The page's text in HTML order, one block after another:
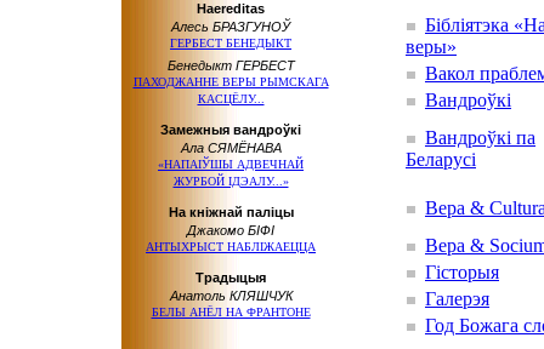
Haereditas
Алесь БРАЗГУНОЎ
ГЕРБЕСТ БЕНЕДЫКТ
Бенедыкт ГЕРБЕСТ
ПАХОДЖАННЕ ВЕРЫ РЫМСКАГА
КАСЦЁЛУ...
Замежныя вандроўкі
Ала СЯМЁНАВА
«НАПАІЎШЫ АДВЕЧНАЙ
ЖУРБОЙ ІДЭАЛУ...»
На кніжнай паліцы
Джакомо БІФІ
АНТЫХРЫСТ НАБЛІЖАЕЦЦА
Традыцыя
Анатоль КЛЯШЧУК
БЕЛЫ АНЁЛ НА ФРАНТОНЕ
Бібліятэка
веры»
Вакол
Вандроўкі
Вандроўкі па
Беларусі
Вера &
Вера &
Гісторыя
Галерэя
Год Божага